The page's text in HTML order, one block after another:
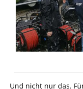
Und nicht nur das.